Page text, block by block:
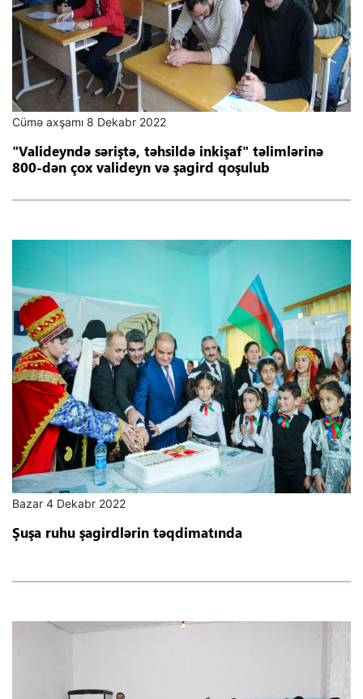
Cümə axşamı 8 Dekabr 2022
"Valideyndə səriştə, təhsildə inkişaf" təlimlərinə
800-dən çox valideyn və şagird qoşulub
Bazar 4 Dekabr 2022
Şuşa ruhu şagirdlərin təqdimatında